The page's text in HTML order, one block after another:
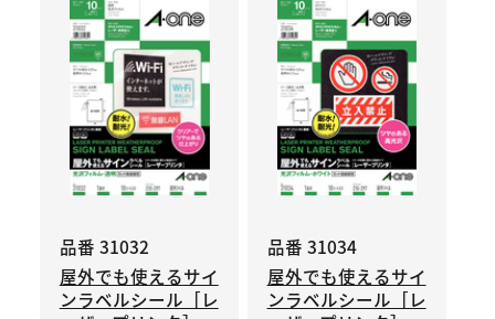
品番 31032
屋外でも使えるサイ
ンラベルシール［レ
品番 31034
屋外でも使えるサイ
ンラベルシール［レ